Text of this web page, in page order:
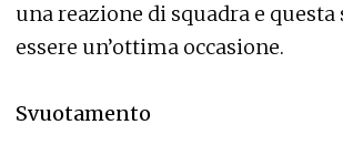
una reazione di squadra e questa
essere un’ottima occasione.
Svuotamento